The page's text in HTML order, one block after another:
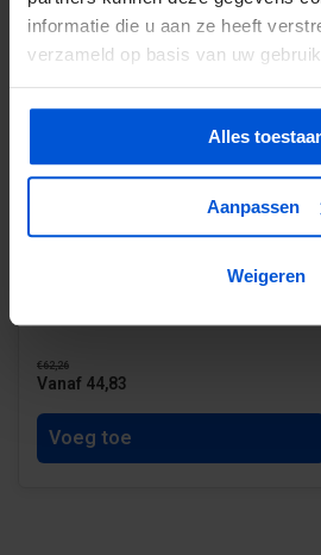
informatie die u aan ze heeft
verzameld op basis van uw
Alles
Aanpassen
Weigeren
GERELATEERDE PRODUCTEN
-20%
€62,26
Vanaf 44,83
Voeg toe